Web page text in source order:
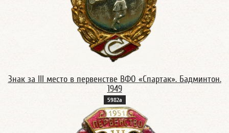
Знак за III место в первенстве ВФО «Спартак». Бадминтон.
1949
5982a